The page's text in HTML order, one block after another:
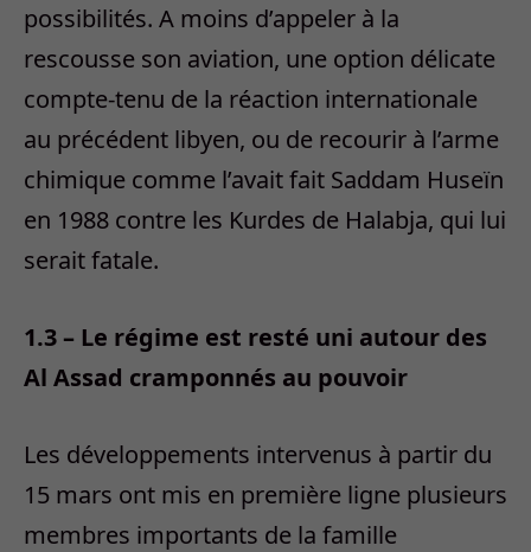
possibilités. A moins d’appeler à la
rescousse son aviation, une option délicate
compte-tenu de la réaction internationale
au précédent libyen, ou de recourir à l’arme
chimique comme l’avait fait Saddam Huseïn
en 1988 contre les Kurdes de Halabja, qui lui
serait fatale.
1.3 – Le régime est resté uni autour des
Al Assad cramponnés au pouvoir
Les développements intervenus à partir du
15 mars ont mis en première ligne plusieurs
membres importants de la famille